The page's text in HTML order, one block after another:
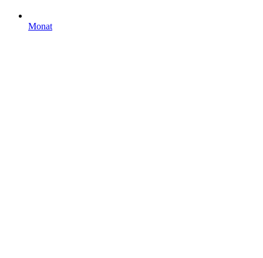
Monat